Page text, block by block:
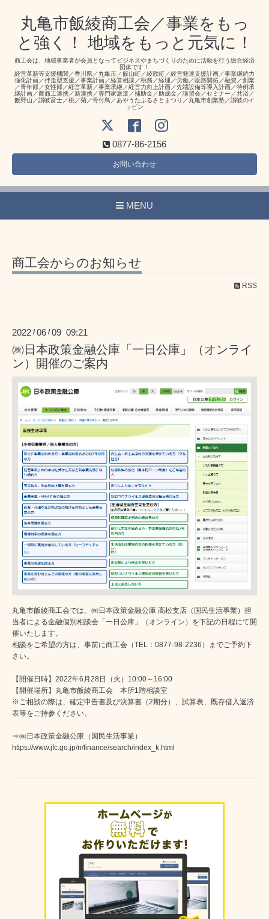
丸亀市飯綾商工会／事業をもっ
と強く！ 地域をもっと元気に！
商工会は、地域事業者が会員となってビジネスやまちづくりのために活動を行う総合経済
団体です！
経営革新等支援機関／香川県／丸亀市／飯山町／綾歌町／経営発達支援計画／事業継続力
強化計画／伴走型支援／事業計画／経営相談／税務／経理／労働／販路開拓／融資／創業
／青年部／女性部／経営革新／事業承継／経営力向上計画／先端設備等導入計画／特例承
継計画／農商工連携／新連携／専門家派遣／補助金／助成金／講習会／セミナー／共済／
飯野山／讃岐富士／桃／菊／骨付鳥／あやうたふるさとまつり／丸亀市創業塾／讃岐のイ
ッピン
0877-86-2156
お問い合わせ
MENU
商工会からのお知らせ
RSS
2022 /06 /09 09:21
㈱日本政策金融公庫「一日公庫」（オンライ
ン）開催のご案内
丸亀市飯綾商工会では、㈱日本政策金融公庫 高松支店（国民生活事業）担
当者による金融個別相談会「一日公庫」（オンライン）を下記の日程にて開
催いたします。
相談をご希望の方は、事前に商工会（TEL：0877-98-2236）までご予約下
さい。
【開催日時】2022年6月28日（火）10:00～16:00
【開催場所】丸亀市飯綾商工会 本所1階相談室
※ご相談の際は、確定申告書及び決算書（2期分）、試算表、既存借入返済
表等をご持参ください。
⇒㈱日本政策金融公庫（国民生活事業）
https://www.jfc.go.jp/n/finance/search/index_k.html